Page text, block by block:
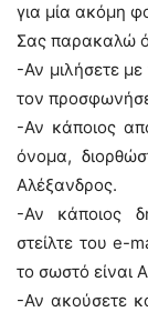
για μία ακόμη
Σας παρακαλώ
-Αν μιλήσετε
τον
-Αν κάποιος
όνομα,
Αλέξανδρος.
-Αν κάποιος
στείλτε του e-
το σωστό είναι
-Αν ακούσετε